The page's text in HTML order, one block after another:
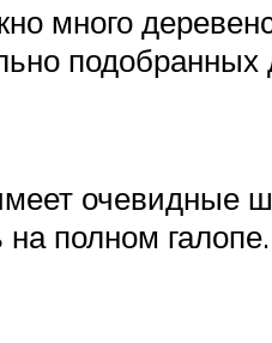
много
подобранных
очевидные
полном галопе.